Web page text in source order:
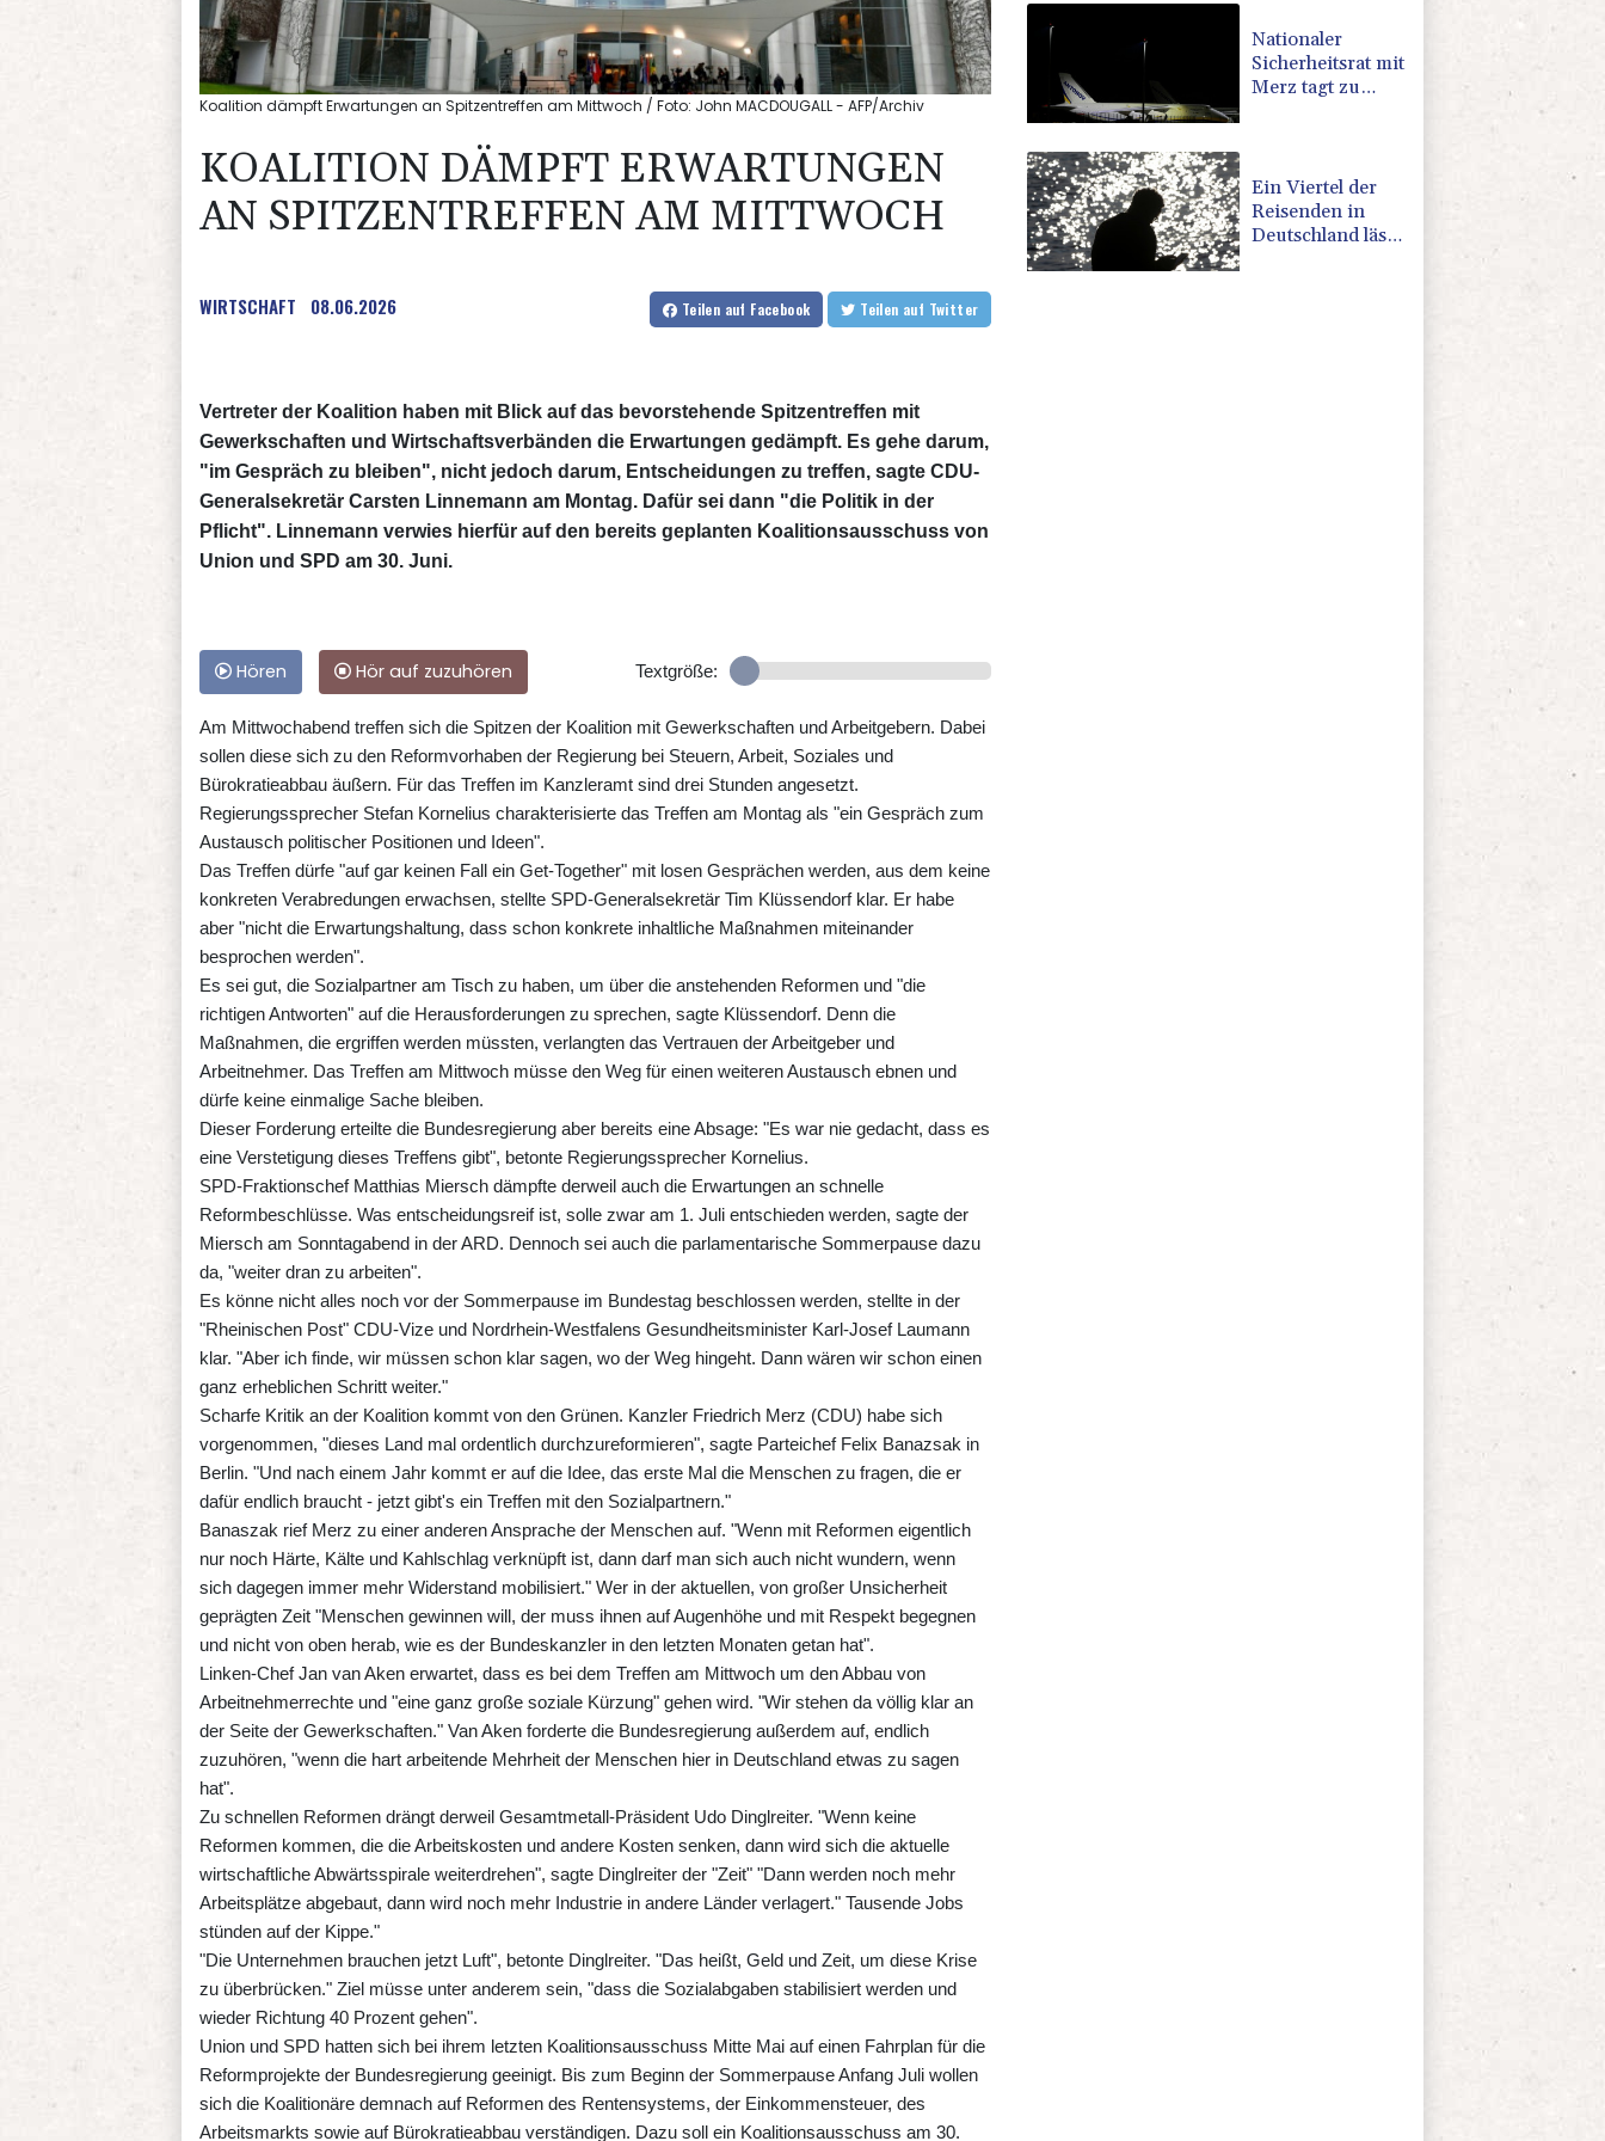
Koalition dämpft Erwartungen an Spitzentreffen am Mittwoch / Foto: John MACDOUGALL - AFP/Archiv
KOALITION DÄMPFT ERWARTUNGEN
AN SPITZENTREFFEN AM MITTWOCH
WIRTSCHAFT 08.06.2026 Teilen auf Facebook Teilen auf Twitter
Vertreter der Koalition haben mit Blick auf das bevorstehende Spitzentreffen mit
Gewerkschaften und Wirtschaftsverbänden die Erwartungen gedämpft. Es gehe darum,
"im Gespräch zu bleiben", nicht jedoch darum, Entscheidungen zu treffen, sagte CDU-
Generalsekretär Carsten Linnemann am Montag. Dafür sei dann "die Politik in der
Pflicht". Linnemann verwies hierfür auf den bereits geplanten Koalitionsausschuss von
Union und SPD am 30. Juni.
Hören Hör auf zuzuhören Textgröße:
Am Mittwochabend treffen sich die Spitzen der Koalition mit Gewerkschaften und Arbeitgebern. Dabei
sollen diese sich zu den Reformvorhaben der Regierung bei Steuern, Arbeit, Soziales und
Bürokratieabbau äußern. Für das Treffen im Kanzleramt sind drei Stunden angesetzt.
Regierungssprecher Stefan Kornelius charakterisierte das Treffen am Montag als "ein Gespräch zum
Austausch politischer Positionen und Ideen".
Das Treffen dürfe "auf gar keinen Fall ein Get-Together" mit losen Gesprächen werden, aus dem keine
konkreten Verabredungen erwachsen, stellte SPD-Generalsekretär Tim Klüssendorf klar. Er habe
aber "nicht die Erwartungshaltung, dass schon konkrete inhaltliche Maßnahmen miteinander
besprochen werden".
Es sei gut, die Sozialpartner am Tisch zu haben, um über die anstehenden Reformen und "die
richtigen Antworten" auf die Herausforderungen zu sprechen, sagte Klüssendorf. Denn die
Maßnahmen, die ergriffen werden müssten, verlangten das Vertrauen der Arbeitgeber und
Arbeitnehmer. Das Treffen am Mittwoch müsse den Weg für einen weiteren Austausch ebnen und
dürfe keine einmalige Sache bleiben.
Dieser Forderung erteilte die Bundesregierung aber bereits eine Absage: "Es war nie gedacht, dass es
eine Verstetigung dieses Treffens gibt", betonte Regierungssprecher Kornelius.
SPD-Fraktionschef Matthias Miersch dämpfte derweil auch die Erwartungen an schnelle
Reformbeschlüsse. Was entscheidungsreif ist, solle zwar am 1. Juli entschieden werden, sagte der
Miersch am Sonntagabend in der ARD. Dennoch sei auch die parlamentarische Sommerpause dazu
da, "weiter dran zu arbeiten".
Es könne nicht alles noch vor der Sommerpause im Bundestag beschlossen werden, stellte in der
"Rheinischen Post" CDU-Vize und Nordrhein-Westfalens Gesundheitsminister Karl-Josef Laumann
klar. "Aber ich finde, wir müssen schon klar sagen, wo der Weg hingeht. Dann wären wir schon einen
ganz erheblichen Schritt weiter."
Scharfe Kritik an der Koalition kommt von den Grünen. Kanzler Friedrich Merz (CDU) habe sich
vorgenommen, "dieses Land mal ordentlich durchzureformieren", sagte Parteichef Felix Banazsak in
Berlin. "Und nach einem Jahr kommt er auf die Idee, das erste Mal die Menschen zu fragen, die er
dafür endlich braucht - jetzt gibt's ein Treffen mit den Sozialpartnern."
Banaszak rief Merz zu einer anderen Ansprache der Menschen auf. "Wenn mit Reformen eigentlich
nur noch Härte, Kälte und Kahlschlag verknüpft ist, dann darf man sich auch nicht wundern, wenn
sich dagegen immer mehr Widerstand mobilisiert." Wer in der aktuellen, von großer Unsicherheit
geprägten Zeit "Menschen gewinnen will, der muss ihnen auf Augenhöhe und mit Respekt begegnen
und nicht von oben herab, wie es der Bundeskanzler in den letzten Monaten getan hat".
Linken-Chef Jan van Aken erwartet, dass es bei dem Treffen am Mittwoch um den Abbau von
Arbeitnehmerrechte und "eine ganz große soziale Kürzung" gehen wird. "Wir stehen da völlig klar an
der Seite der Gewerkschaften." Van Aken forderte die Bundesregierung außerdem auf, endlich
zuzuhören, "wenn die hart arbeitende Mehrheit der Menschen hier in Deutschland etwas zu sagen
hat".
Zu schnellen Reformen drängt derweil Gesamtmetall-Präsident Udo Dinglreiter. "Wenn keine
Reformen kommen, die die Arbeitskosten und andere Kosten senken, dann wird sich die aktuelle
wirtschaftliche Abwärtsspirale weiterdrehen", sagte Dinglreiter der "Zeit" "Dann werden noch mehr
Arbeitsplätze abgebaut, dann wird noch mehr Industrie in andere Länder verlagert." Tausende Jobs
stünden auf der Kippe."
"Die Unternehmen brauchen jetzt Luft", betonte Dinglreiter. "Das heißt, Geld und Zeit, um diese Krise
zu überbrücken." Ziel müsse unter anderem sein, "dass die Sozialabgaben stabilisiert werden und
wieder Richtung 40 Prozent gehen".
Union und SPD hatten sich bei ihrem letzten Koalitionsausschuss Mitte Mai auf einen Fahrplan für die
Reformprojekte der Bundesregierung geeinigt. Bis zum Beginn der Sommerpause Anfang Juli wollen
sich die Koalitionäre demnach auf Reformen des Rentensystems, der Einkommensteuer, des
Arbeitsmarkts sowie auf Bürokratieabbau verständigen. Dazu soll ein Koalitionsausschuss am 30.
Verteidigungsabkommen
Nationaler
Sicherheitsrat mit
Merz tagt zu
Ein Viertel der
Reisenden in
Deutschland lässt